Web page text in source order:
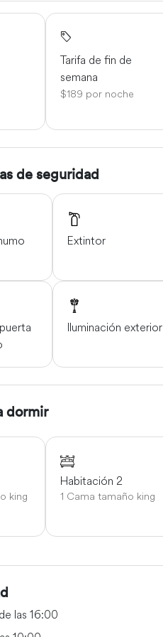
Tarifa de fin de
semana
$189 por noche
de seguridad
Extintor
Iluminación exterior
dormir
king
Habitación 2
1 Cama tamaño king
las 16:00